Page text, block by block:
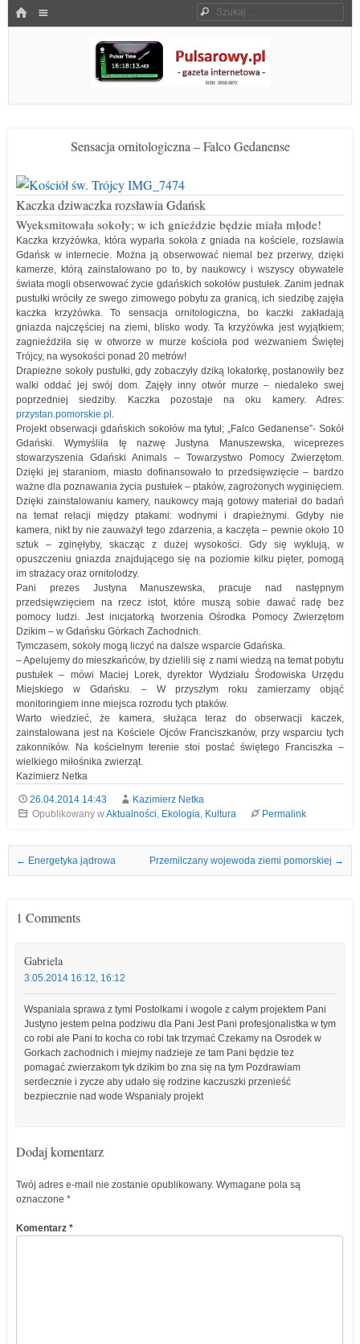
HOME Szukaj
Pulsarowy.pl
Sensacja ornitologiczna – Falco Gedanense
Kaczka dziwaczka rozsławia Gdańsk
Wyeksmitowała sokoły; w ich gnieździe będzie miała młode!
Kaczka krzyżówka, która wyparła sokoła z gniada na kościele, rozsławia
Gdańsk w internecie. Można ją obserwować niemal bez przerwy, dzięki
kamerze, którą zainstalowano po to, by naukowcy i wszyscy obywatele
świata mogli obserwować życie gdańskich sokołów pustułek. Zanim jednak
pustułki wróciły ze swego zimowego pobytu za granicą, ich siedzibę zajęła
kaczka krzyżówka. To sensacja ornitologiczna, bo kaczki zakładają
gniazda najczęściej na ziemi, blisko wody. Ta krzyżówka jest wyjątkiem;
zagnieździła się w otworze w murze kościoła pod wezwaniem Świętej
Trójcy, na wysokości ponad 20 metrów!
Drapieżne sokoły pustułki, gdy zobaczyły dziką lokatorkę, postanowiły bez
walki oddać jej swój dom. Zajęły inny otwór murze – niedaleko swej
poprzedniej siedziby. Kaczka pozostaje na oku kamery. Adres:
przystan.pomorskie.pl .
Projekt obserwacji gdańskich sokołów ma tytuł; „Falco Gedanense”- Sokół
Gdański. Wymyśliła tę nazwę Justyna Manuszewska, wiceprezes
stowarzyszenia Gdański Animals – Towarzystwo Pomocy Zwierzętom.
Dzięki jej staraniom, miasto dofinansowało to przedsięwzięcie – bardzo
ważne dla poznawania życia pustułek – ptaków, zagrożonych wyginięciem.
Dzięki zainstalowaniu kamery, naukowcy mają gotowy materiał do badań
na temat relacji między ptakami: wodnymi i drapieżnymi. Gdyby nie
kamera, nikt by nie zauważył tego zdarzenia, a kaczęta – pewnie około 10
sztuk – zginęłyby, skacząc z dużej wysokości. Gdy się wyklują, w
opuszczeniu gniazda znajdującego się na poziomie kilku pięter, pomogą
im strażacy oraz ornitolodzy.
Pani prezes Justyna Manuszewska, pracuje nad następnym
przedsięwzięciem na rzecz istot, które muszą sobie dawać radę bez
pomocy ludzi. Jest inicjatorką tworzenia Ośrodka Pomocy Zwierzętom
Dzikim – w Gdańsku Górkach Zachodnich.
Tymczasem, sokoły mogą liczyć na dalsze wsparcie Gdańska.
– Apelujemy do mieszkańców, by dzielili się z nami wiedzą na temat pobytu
pustułek – mówi Maciej Lorek, dyrektor Wydziału Środowiska Urzędu
Miejskiego w Gdańsku. – W przyszłym roku zamierzamy objąć
monitoringiem inne miejsca rozrodu tych ptaków.
Warto wiedzieć, że kamera, służąca teraz do obserwacji kaczek,
zainstalowana jest na Kościele Ojców Franciszkanów, przy wsparciu tych
zakonników. Na kościelnym terenie stoi postać świętego Franciszka –
wielkiego miłośnika zwierząt.
Kazimierz Netka
26.04.2014 14:43
Kazimierz Netka
Opublikowany wAktualności, Ekologia, Kultura Permalink
Nawigacja we wpisach
← Energetyka jądrowa Przemilczany wojewoda ziemi pomorskiej →
1 Comments
Gabriela
3.05.2014 16:12, 16:12
Wspaniala sprawa z tymi Postolkami i wogole z całym projektem Pani
Justyno jestem pelna podziwu dla Pani Jest Pani profesjonalistka w tym
co robi ale Pani to kocha co robi tak trzymać Czekamy na Osrodek w
Gorkach zachodnich i miejmy nadzieje ze tam Pani będzie tez
pomagać zwierzakom tyk dzikim bo zna się na tym Pozdrawiam
serdecznie i zycze aby udało się rodzine kaczuszki przenieść
bezpiecznie nad wode Wspanialy projekt
Dodaj komentarz
Twój adres e-mail nie zostanie opublikowany. Wymagane pola są
oznaczone *
Komentarz *